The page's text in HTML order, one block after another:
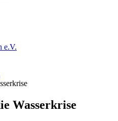
e.V.
Wasserkrise